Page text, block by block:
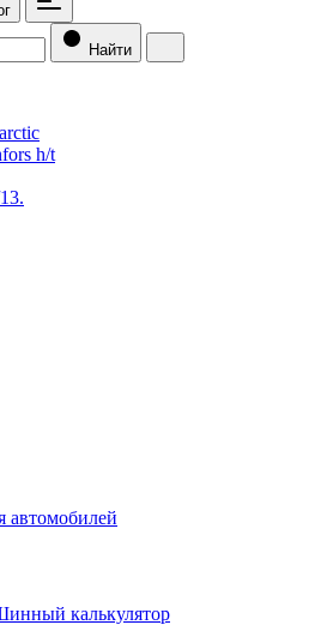
Найти
h/t
автомобилей
калькулятор